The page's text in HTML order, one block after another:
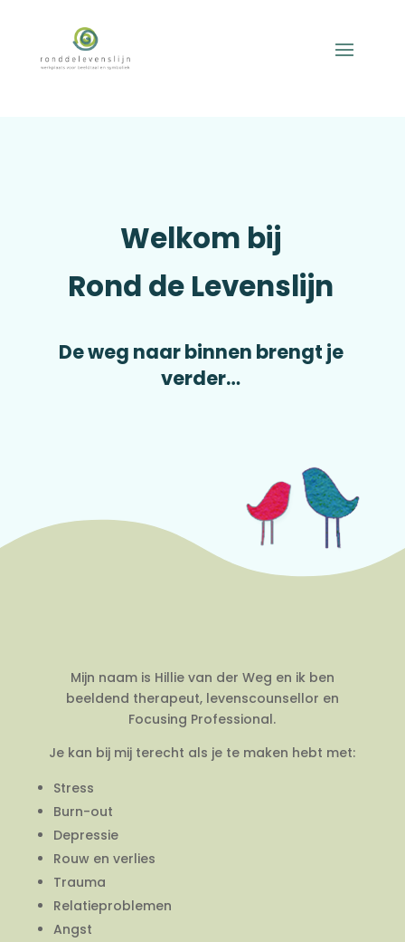
Welkom bij
Rond de Levenslijn
De weg naar binnen brengt je
verder…
Mijn naam is Hillie van der Weg en ik ben
beeldend therapeut, levenscounsellor en
Focusing Professional.
Je kan bij mij terecht als je te maken hebt met:
Stress
Burn-out
Depressie
Rouw en verlies
Trauma
Relatieproblemen
Angst